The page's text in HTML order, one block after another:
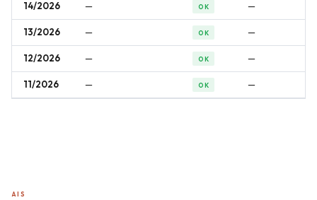
14/2026 — OK —
13/2026 — OK —
12/2026 — OK —
11/2026 — OK —
AIS